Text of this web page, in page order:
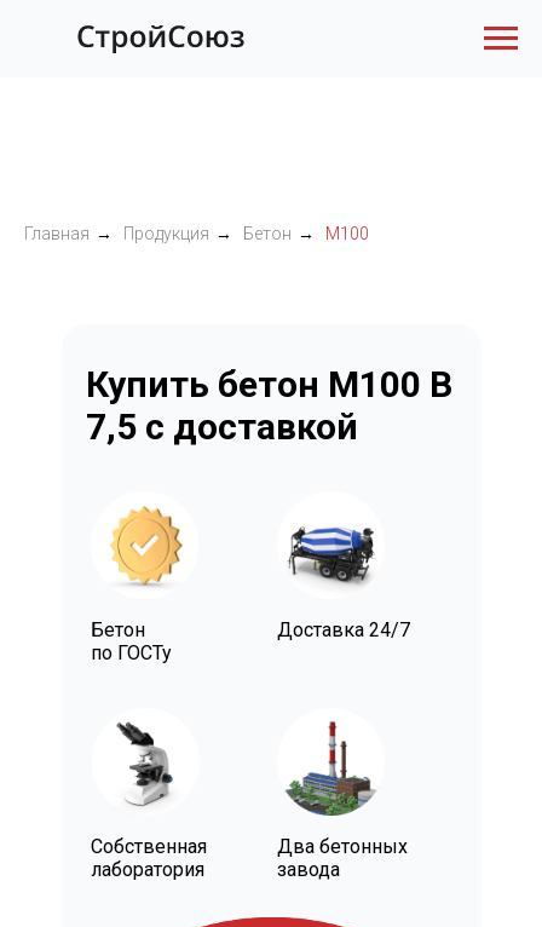
Главная → Продукция → Бетон → М100
Бетон
по ГОСТу
Купить бетон М100 В
7,5 с доставкой
Доставка 24/7
Собственная
лаборатория
Два бетонных
завода